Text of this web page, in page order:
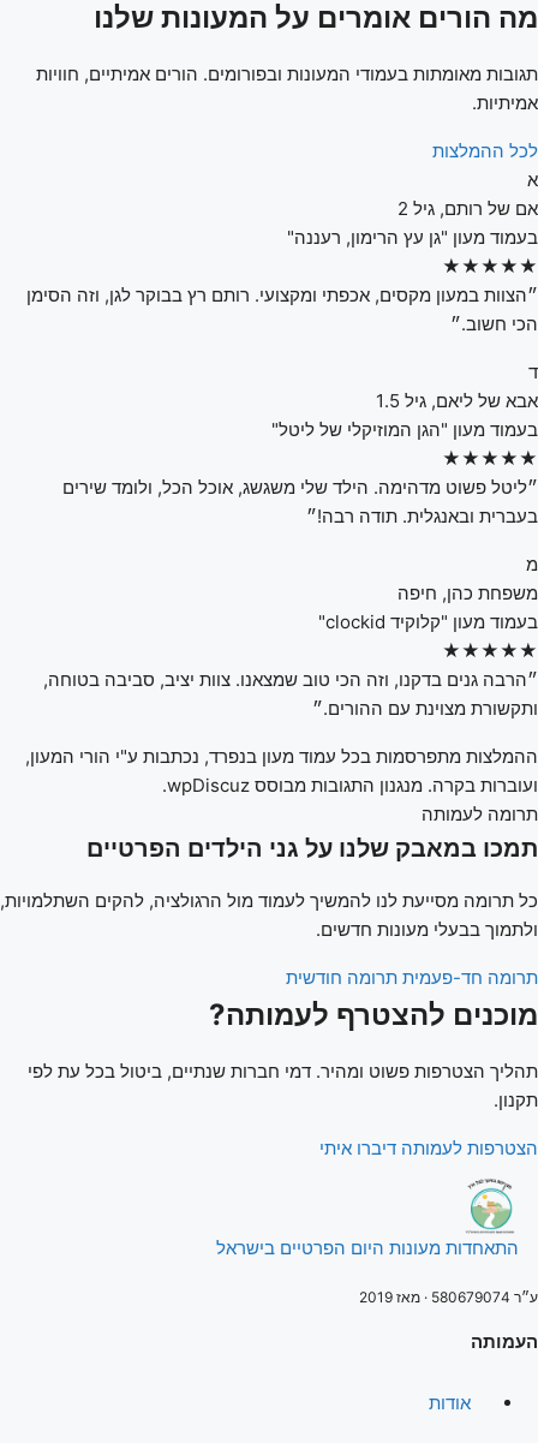
מה הורים אומרים על המעונות שלנו
תגובות מאומתות בעמודי המעונות ובפורומים. הורים אמיתיים, חוויות
אמיתיות.
לכל ההמלצות
א
אם של רותם, גיל 2
בעמוד מעון "גן עץ הרימון, רעננה"
★★★★★
״הצוות במעון מקסים, אכפתי ומקצועי. רותם רץ בבוקר לגן, וזה הסימן
הכי חשוב.״
ד
אבא של ליאם, גיל 1.5
בעמוד מעון "הגן המוזיקלי של ליטל"
★★★★★
״ליטל פשוט מדהימה. הילד שלי משגשג, אוכל הכל, ולומד שירים
בעברית ובאנגלית. תודה רבה!״
מ
משפחת כהן, חיפה
בעמוד מעון "קלוקיד clockid"
★★★★★
״הרבה גנים בדקנו, וזה הכי טוב שמצאנו. צוות יציב, סביבה בטוחה,
ותקשורת מצוינת עם ההורים.״
ההמלצות מתפרסמות בכל עמוד מעון בנפרד, נכתבות ע"י הורי המעון,
ועוברות בקרה. מנגנון התגובות מבוסס wpDiscuz.
תרומה לעמותה
תמכו במאבק שלנו על גני הילדים הפרטיים
כל תרומה מסייעת לנו להמשיך לעמוד מול הרגולציה, להקים השתלמויות,
ולתמוך בבעלי מעונות חדשים.
תרומה חד-פעמית תרומה חודשית
מוכנים להצטרף לעמותה?
תהליך הצטרפות פשוט ומהיר. דמי חברות שנתיים, ביטול בכל עת לפי
תקנון.
הצטרפות לעמותה דיברו איתי
התאחדות מעונות היום הפרטיים בישראל
ע״ר 580679074 · מאז 2019
העמותה
אודות